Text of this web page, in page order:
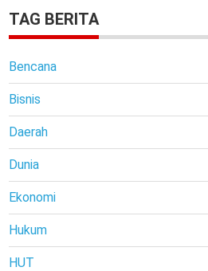
TAG BERITA
Bencana
Bisnis
Daerah
Dunia
Ekonomi
Hukum
HUT